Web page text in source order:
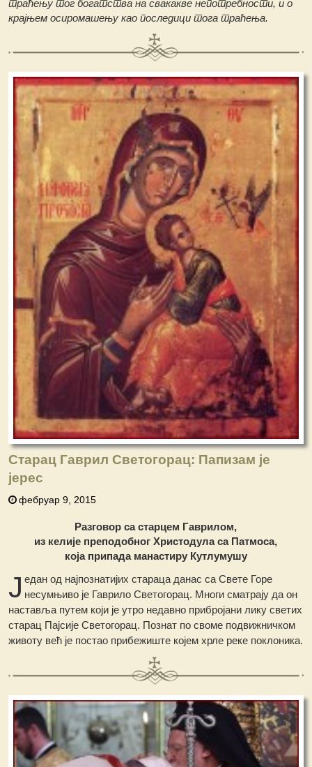
траћењу тог богатства на свакакве непотребности, и о
крајњем осиромашењу као последици тога траћења.
Старац Гаврил Светогорац: Папизам је
јерес
фебруар 9, 2015
Разговор са старцем Гаврилом,
из келије преподобног Христодула са Патмоса,
која припада манастиру Кутлумушу
Ј едан од најпознатијих стараца данас са Свете Горе
несумњиво је Гаврило Светогорац. Многи сматрају да он
наставља путем који је утро недавно прибројани лику светих
старац Пајсије Светогорац. Познат по своме подвижничком
животу већ је постао прибежиште којем хрле реке поклоника.